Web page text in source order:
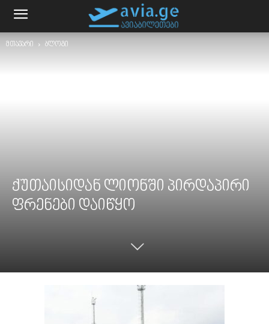
მთავარი ბლოგი
ქუთაისიდან ლიონში პირდაპირი
ფრენები დაიწყო